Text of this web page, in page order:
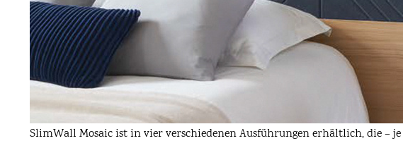
SlimWall Mosaic ist in vier verschiedenen Ausführungen erhältlich, die –